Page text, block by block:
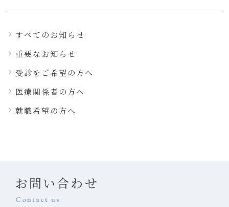
すべてのお知らせ
重要なお知らせ
受診をご希望の方へ
医療関係者の方へ
就職希望の方へ
お問い合わせ
Contact us